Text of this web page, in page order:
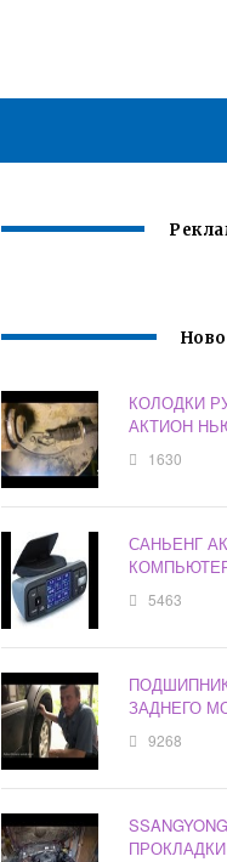
КОЛОДКИ
АКТИОН
1630
САНЬЕНГ
5463
ЗАДНЕГО
9268